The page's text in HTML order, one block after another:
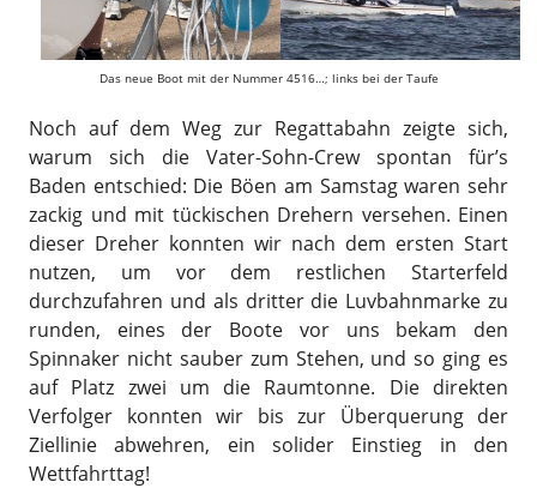
Das neue Boot mit der Nummer 4516…; links bei der Taufe
Noch auf dem Weg zur Regattabahn zeigte sich,
warum sich die Vater-Sohn-Crew spontan für’s
Baden entschied: Die Böen am Samstag waren sehr
zackig und mit tückischen Drehern versehen. Einen
dieser Dreher konnten wir nach dem ersten Start
nutzen, um vor dem restlichen Starterfeld
durchzufahren und als dritter die Luvbahnmarke zu
runden, eines der Boote vor uns bekam den
Spinnaker nicht sauber zum Stehen, und so ging es
auf Platz zwei um die Raumtonne. Die direkten
Verfolger konnten wir bis zur Überquerung der
Ziellinie abwehren, ein solider Einstieg in den
Wettfahrttag!